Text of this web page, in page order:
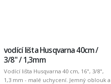
vodící lišta Husqvarna 40cm /
3/8" / 1,3mm
Vodící lišta Husqvarna 40 cm, 16", 3/8",
1,3 mm - malé uchycení. Jemný oblouk a